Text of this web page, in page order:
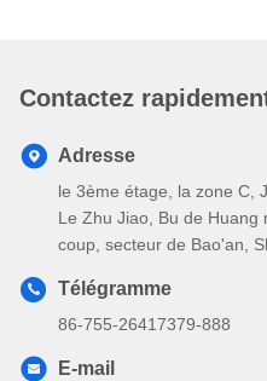
Contactez
Adresse
le 3ème étage, la zone C,
Le Zhu Jiao, Bu de Huang
coup, secteur de Bao'an,
Télégramme
86-755-26417379-888
E-mail